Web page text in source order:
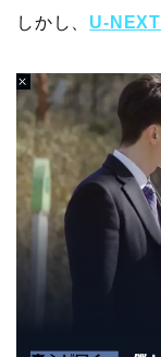
しかし、 U-NEXT